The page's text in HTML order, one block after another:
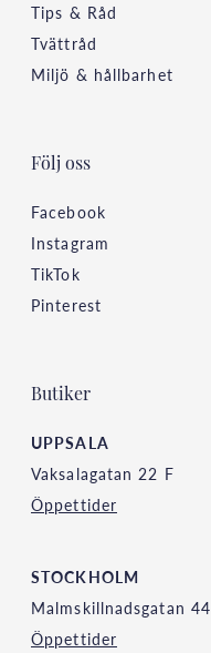
Tips & Råd
Tvättråd
Miljö & hållbarhet
Följ oss
Facebook
Instagram
TikTok
Pinterest
Butiker
UPPSALA
Vaksalagatan 22 F
Öppettider
STOCKHOLM
Malmskillnadsgatan 44
Öppettider